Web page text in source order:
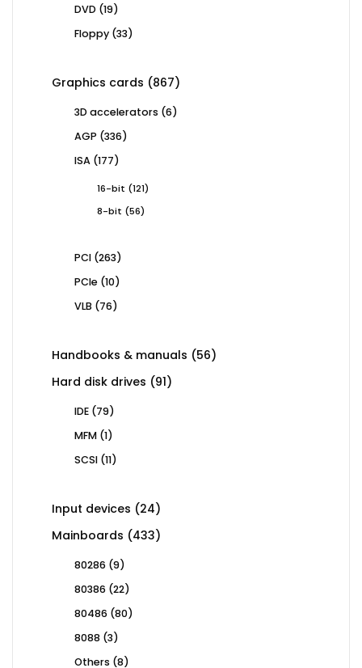
DVD 1919
Floppy 3333
Graphics cards 867867
3D accelerators 66
AGP 336336
ISA 177177
16-bit 121121
8-bit
5656
PCI 263263
PCIe 1010
VLB 7676
Handbooks & manuals 5656
Hard disk drives 9191
IDE 7979
MFM 11
SCSI 1111
Input devices 2424
Mainboards 433433
80286 99
80386 2222
80486 8080
8088 33
Others 88